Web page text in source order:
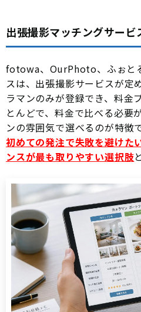
出張撮影マッチングサービ
fotowa、OurPhoto、ふぉと
スは、出張撮影サービスが定
ラマンのみが登録でき、料金
とんどで、料金で比べる必要
ンの雰囲気で選べるのが特徴で
初めての発注で失敗を避けた
ンスが最も取りやすい選択肢